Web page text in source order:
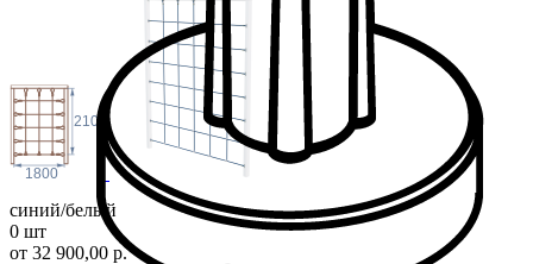
2100
1800
синий/белый
0 шт
от 32 900,00 р.